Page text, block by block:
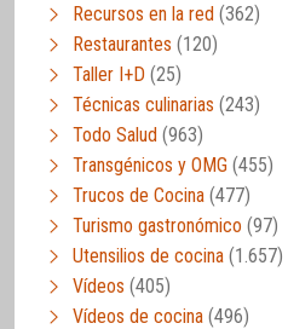
Recursos en la red (362)
Restaurantes (120)
Taller I+D (25)
Técnicas culinarias (243)
Todo Salud (963)
Transgénicos y OMG (455)
Trucos de Cocina (477)
Turismo gastronómico (97)
Utensilios de cocina (1.657)
Vídeos (405)
Vídeos de cocina (496)